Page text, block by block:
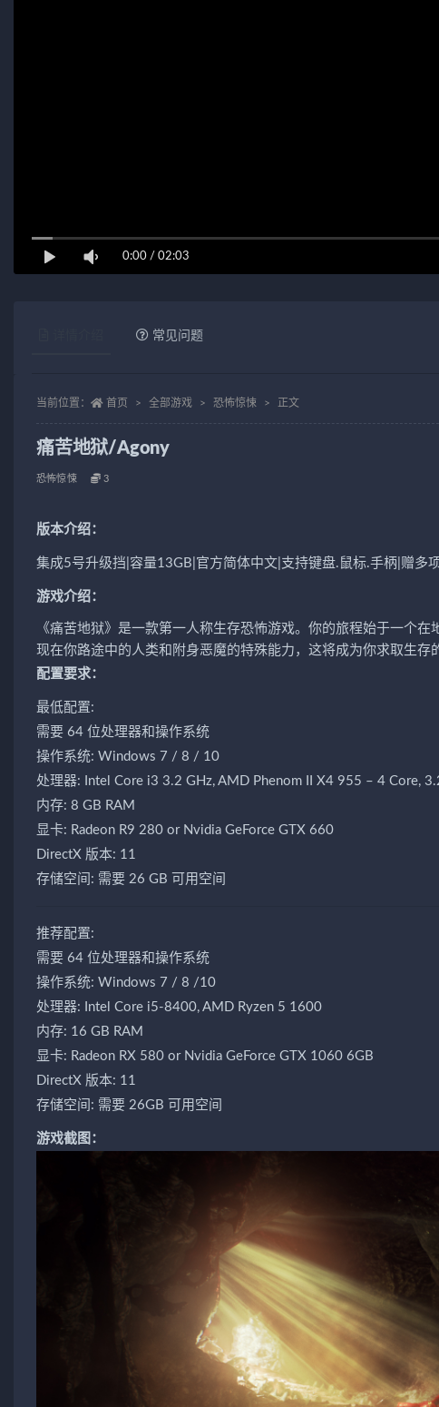
0:00 / 02:03
常见问题
当前位置： 首页 全部游戏 恐怖惊悚 正文
痛苦地狱/Agony
恐怖惊悚 3
版本介绍：
集成5号升级挡|容量13GB|官方简体中文|支持键盘.鼠标.手柄|赠多
游戏介绍：
《痛苦地狱》是一款第一人称生存恐怖游戏。你的旅程始于一个
现在你路途中的人类和附身恶魔的特殊能力，这将成为你求取生存
配置要求：
最低配置:
需要 64 位处理器和操作系统
操作系统: Windows 7 / 8 / 10
处理器: Intel Core i3 3.2 GHz, AMD Phenom II X4 955 – 4 Core,
内存: 8 GB RAM
显卡: Radeon R9 280 or Nvidia GeForce GTX 660
DirectX 版本: 11
存储空间: 需要 26 GB 可用空间
推荐配置:
需要 64 位处理器和操作系统
操作系统: Windows 7 / 8 /10
处理器: Intel Core i5-8400, AMD Ryzen 5 1600
内存: 16 GB RAM
显卡: Radeon RX 580 or Nvidia GeForce GTX 1060 6GB
DirectX 版本: 11
存储空间: 需要 26GB 可用空间
游戏截图：